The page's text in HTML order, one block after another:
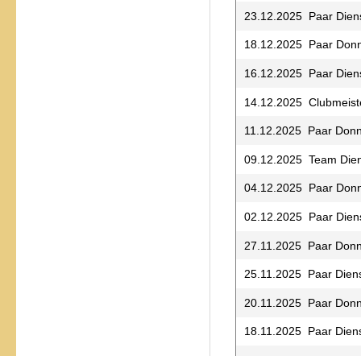
23.12.2025 Paar
18.12.2025 Paar
16.12.2025 Paar
14.12.2025
11.12.2025 Paar
09.12.2025 Team
04.12.2025 Paar
02.12.2025 Paar
27.11.2025 Paar
25.11.2025 Paar
20.11.2025 Paar
18.11.2025 Paar